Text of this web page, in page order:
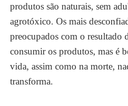
produtos são naturais, sem
agrotóxico. Os mais
preocupados com o resultado
consumir os produtos, mas é
vida, assim como na morte,
transforma.